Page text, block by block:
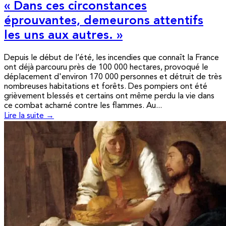
« Dans ces circonstances
éprouvantes, demeurons attentifs
les uns aux autres. »
Depuis le début de l’été, les incendies que connaît la France
ont déjà parcouru près de 100 000 hectares, provoqué le
déplacement d'environ 170 000 personnes et détruit de très
nombreuses habitations et forêts. Des pompiers ont été
grièvement blessés et certains ont même perdu la vie dans
ce combat acharné contre les flammes. Au...
Lire la suite →